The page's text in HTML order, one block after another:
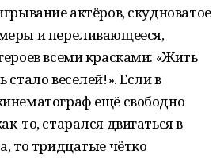
актёров, скудноватое
и переливающееся,
всеми красками: «Жить
веселей!». Если в
ещё свободно
то, старался двигаться в
то тридцатые чётко